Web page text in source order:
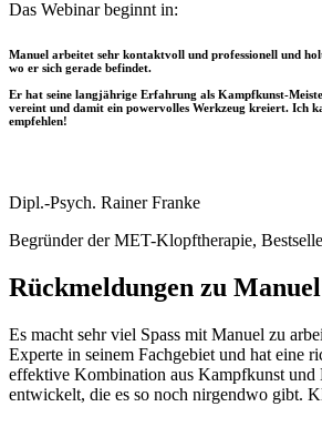
Das Webinar beginnt in:
Manuel arbeitet sehr kontaktvoll und professionell und
wo er sich gerade befindet.
Er hat seine langjährige Erfahrung als Kampfkunst-
vereint und damit ein powervolles Werkzeug kreiert. Ich
empfehlen!
Dipl.-Psych. Rainer Franke
Begründer der MET-Klopftherapie,
Rückmeldungen zu
Es macht sehr viel Spass mit Manuel zu
Experte in seinem Fachgebiet und hat eine
effektive Kombination aus Kampfkunst
entwickelt, die es so noch nirgendwo gibt.